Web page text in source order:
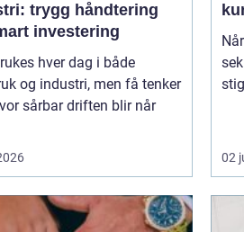
trygg håndtering
investering
hver dag i både
og industri, men få tenker
sårbar driften blir når
02